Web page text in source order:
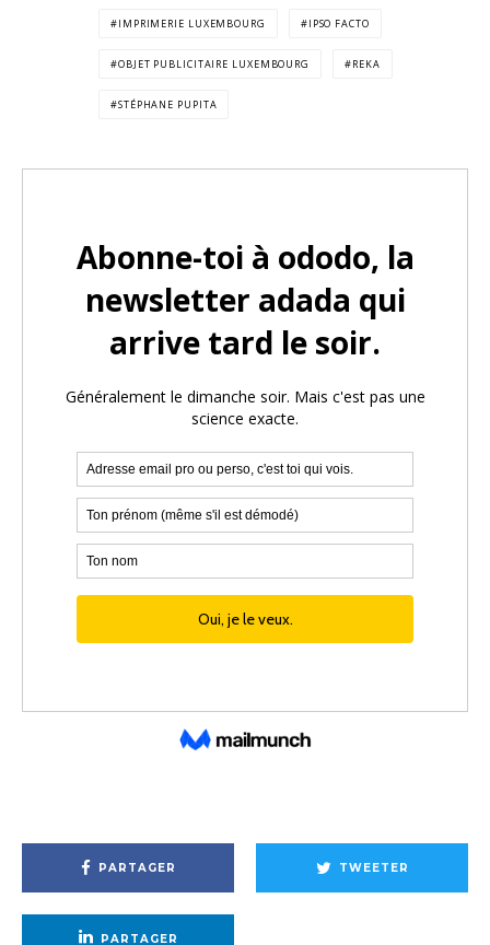
IMPRIMERIE LUXEMBOURG IPSO FACTO
OBJET PUBLICITAIRE LUXEMBOURG REKA
STÉPHANE PUPITA
PARTAGER TWEETER
PARTAGER